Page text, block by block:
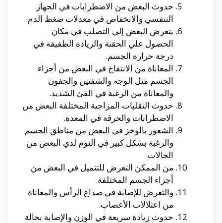
حدوث البعض من الاضطرابات في الجهاز
التنفسي والانخفاض في معدلات ضغط الدم.
يتعرض البعض إلي التصلب في مكان
الحصول علي الحقنة والزيادة الطفيفة في
درجة حرارة الجسم.
المعاناة من الانتفاخ في البعض من أجزاء
الجسم مثل الوجه والشفتين والجفون
والمعاناة من الرغبة في القئ الشديد.
حدوث التقلبات المزاجية المختلفة البعض من
الاضطرابات والحرقة في المعدة.
الشعور بالوخز في البعض من مناطق الجسم
والرغبة بشكل كبير في النوم لدي البعض من
الحالات.
من الممكن التعرض للتنميل في البعض من
أجزاء الجسم المختلفة.
والتعرض للإصابة في صداع الرأس والمعاناة
من اعتلالات الأعصاب.
حدوث زيادة سريعة في الوزن والإصابة بحالة